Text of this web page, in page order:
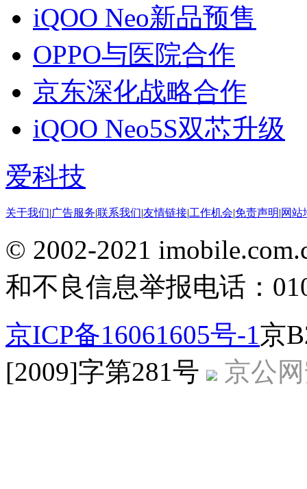
iQOO Neo新品预售
OPPO与医院合作
京东深化战略合作
iQOO Neo5S双芯升级
爱科技
关于我们|广告服务|联系我们|友情链接|工作机会|免责声明|网站
© 2002-2021
和不良信息举报电话：
京ICP备16061605号-1 京
[2009]字第281号
京公